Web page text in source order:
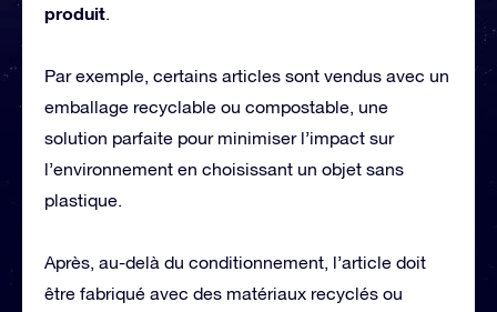
produit.
Par exemple, certains articles sont vendus avec un
emballage recyclable ou compostable, une
solution parfaite pour minimiser l’impact sur
l’environnement en choisissant un objet sans
plastique.
Après, au-delà du conditionnement, l’article doit
être fabriqué avec des matériaux recyclés ou